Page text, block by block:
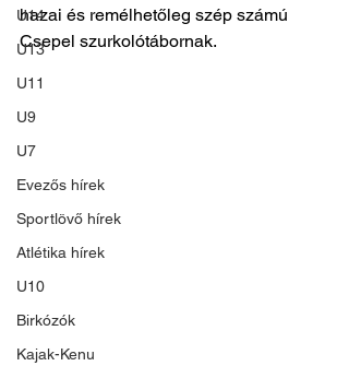
U14
U13
U11
U9
U7
Evezős hírek
Sportlövő hírek
Atlétika hírek
U10
Birkózók
Kajak-Kenu
hazai és remélhetőleg szép számú
Csepel szurkolótábornak.